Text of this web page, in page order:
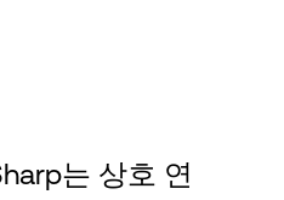
는 상호 연